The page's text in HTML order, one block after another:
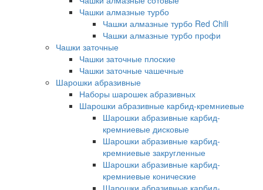
Чашки алмазные турбо
Чашки алмазные турбо Red Chili
Чашки алмазные турбо профи
Чашки заточные
Чашки заточные плоские
Чашки заточные чашечные
Шарошки абразивные
Наборы шарошек абразивных
Шарошки абразивные карбид-кремниевые
Шарошки абразивные карбид-
кремниевые дисковые
Шарошки абразивные карбид-
кремниевые закругленные
Шарошки абразивные карбид-
кремниевые конические
Шарошки абразивные карбид-